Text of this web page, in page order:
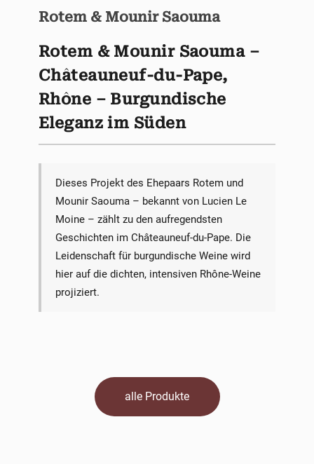
Rotem & Mounir Saouma
Rotem & Mounir Saouma –
Châteauneuf-du-Pape,
Rhône – Burgundische
Eleganz im Süden
Dieses Projekt des Ehepaars Rotem und
Mounir Saouma – bekannt von Lucien Le
Moine – zählt zu den aufregendsten
Geschichten im Châteauneuf-du-Pape. Die
Leidenschaft für burgundische Weine wird
hier auf die dichten, intensiven Rhône-Weine
projiziert.
alle Produkte